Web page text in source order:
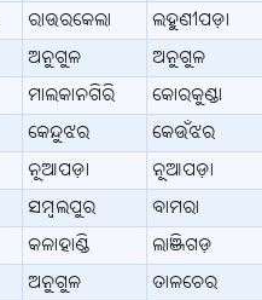
ରାଉରକେଲା
ଲହୁଣୀପଡ଼ା
ଅନୁଗୁଳ
ଅନୁଗୁଳ
ମାଲକାନଗିରି
କୋରକୁଣ୍ଡା
କେନ୍ଦୁଝର
କେଉଁଝର
ନୂଆପଡ଼ା
ନୂଆପଡ଼ା
ସମ୍ବଲପୁର
ବାମରା
କଳାହାଣ୍ଡି
ଲାଞ୍ଜିଗଡ଼
ଅନୁଗୁଳ
ତାଳଚେର